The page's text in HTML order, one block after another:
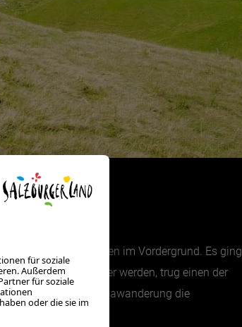
die eigenen Grenzen im Vordergrund. Es ging
Ende mal schwer werden, trug einen der
oder 24h Panoramawanderung die